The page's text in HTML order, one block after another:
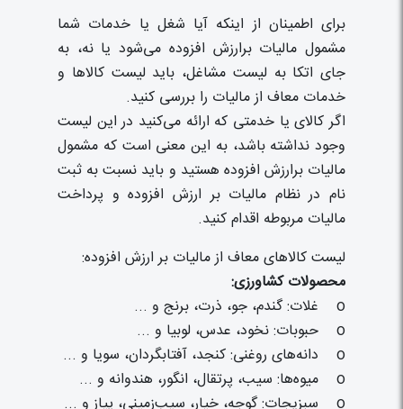
برای اطمینان از اینکه آیا شغل یا خدمات شما
مشمول مالیات برارزش افزوده می‌شود یا نه، به
جای اتکا به لیست مشاغل، باید لیست کالاها و
خدمات معاف از مالیات را بررسی کنید.
اگر کالای یا خدمتی که ارائه می‌کنید در این لیست
وجود نداشته باشد، به این معنی است که مشمول
مالیات برارزش افزوده هستید و باید نسبت به ثبت
نام در نظام مالیات بر ارزش افزوده و پرداخت
مالیات مربوطه اقدام کنید.
لیست کالاهای معاف از مالیات بر ارزش افزوده:
محصولات کشاورزی:
o غلات: گندم، جو، ذرت، برنج و ...
o حبوبات: نخود، عدس، لوبیا و ...
o دانه‌های روغنی: کنجد، آفتابگردان، سویا و ...
o میوه‌ها: سیب، پرتقال، انگور، هندوانه و ...